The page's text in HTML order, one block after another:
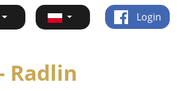
Login
Radlin